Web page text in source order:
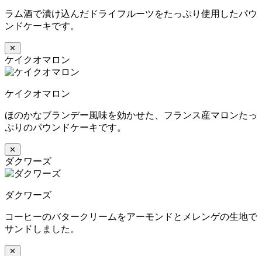
ラム酒で漬け込んだドライフルーツをたっぷり使用したパウ
ンドケーキです。
✕
ケイクオマロン
ケイクオマロン
ほのかなブランデー風味を効かせた、フランス産マロンたっ
ぷりのパウンドケーキです。
✕
ダクワーズ
ダクワーズ
コーヒーのバタークリームをアーモンドとメレンゲの生地で
サンドしました。
✕